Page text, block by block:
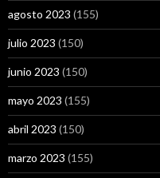
agosto 2023 (155)
julio 2023 (150)
junio 2023 (150)
mayo 2023 (155)
abril 2023 (150)
marzo 2023 (155)